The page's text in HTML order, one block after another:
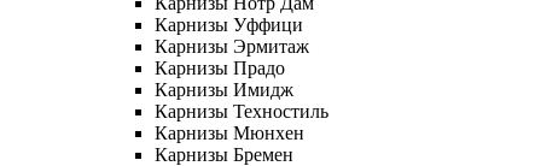
Карнизы Уффици
Карнизы Эрмитаж
Карнизы Прадо
Карнизы Имидж
Карнизы Техностиль
Карнизы Мюнхен
Карнизы Бремен